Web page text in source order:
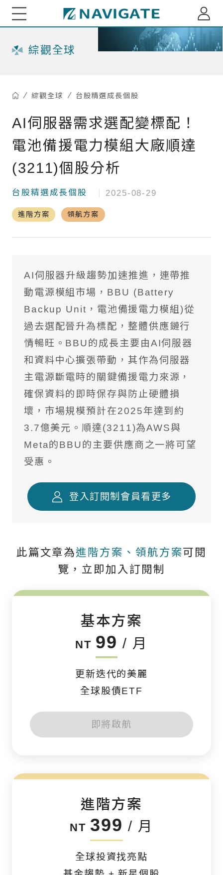
展新證券投資顧問股份有限公司 Navigate
關於我們
每月市場趨勢剖析
小老闆投資瞭望台
小老闆聊商業萬象
多重資產投組建議
精選台股投組建議
綜觀全球
全球資金流向脈動
台股基金ETF觀測
深綠基金績效掃描
台股精選成長個股
國際名家深度觀察
全球不動產面面觀
基金資訊
訂閱介紹
綜觀全球
綜觀全球 台股精選成長個股
AI伺服器需求選配變標配！
電池備援電力模組大廠順達
(3211)個股分析
台股精選成長個股 2025-08-29
進階方案 領航方案
AI伺服器升級趨勢加速推進，連帶推
動電源模組市場，BBU (Battery
Backup Unit，電池備援電力模組)從
過去選配晉升為標配，整體供應鏈行
情暢旺。BBU的成長主要由AI伺服器
和資料中心擴張帶動，其作為伺服器
主電源斷電時的關鍵備援電力來源，
確保資料的即時保存與防止硬體損
壞，市場規模預計在2025年達到約
3.7億美元。順達(3211)為AWS與
Meta的BBU的主要供應商之一將可望
受惠。
登入訂閱制會員看更多
此篇文章為進階方案、領航方案可閱
覽，立即加入訂閱制
基本方案
NT 99 / 月
更新迭代的美麗
全球股債ETF
即將啟航
進階方案
NT 399 / 月
全球投資找亮點